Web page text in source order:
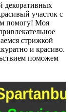
декоративных
участок с
помогу! Моя
стрижкой
и красиво.
поможем